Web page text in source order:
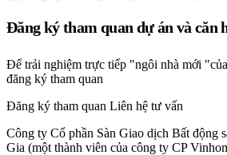
Đăng ký tham quan dự án và căn
Để trải nghiệm trực tiếp "ngôi nhà mới
đăng ký tham quan
Đăng ký tham quan Liên hệ tư vấn
Công ty Cổ phần Sàn Giao dịch Bất động
Gia (một thành viên của công ty CP